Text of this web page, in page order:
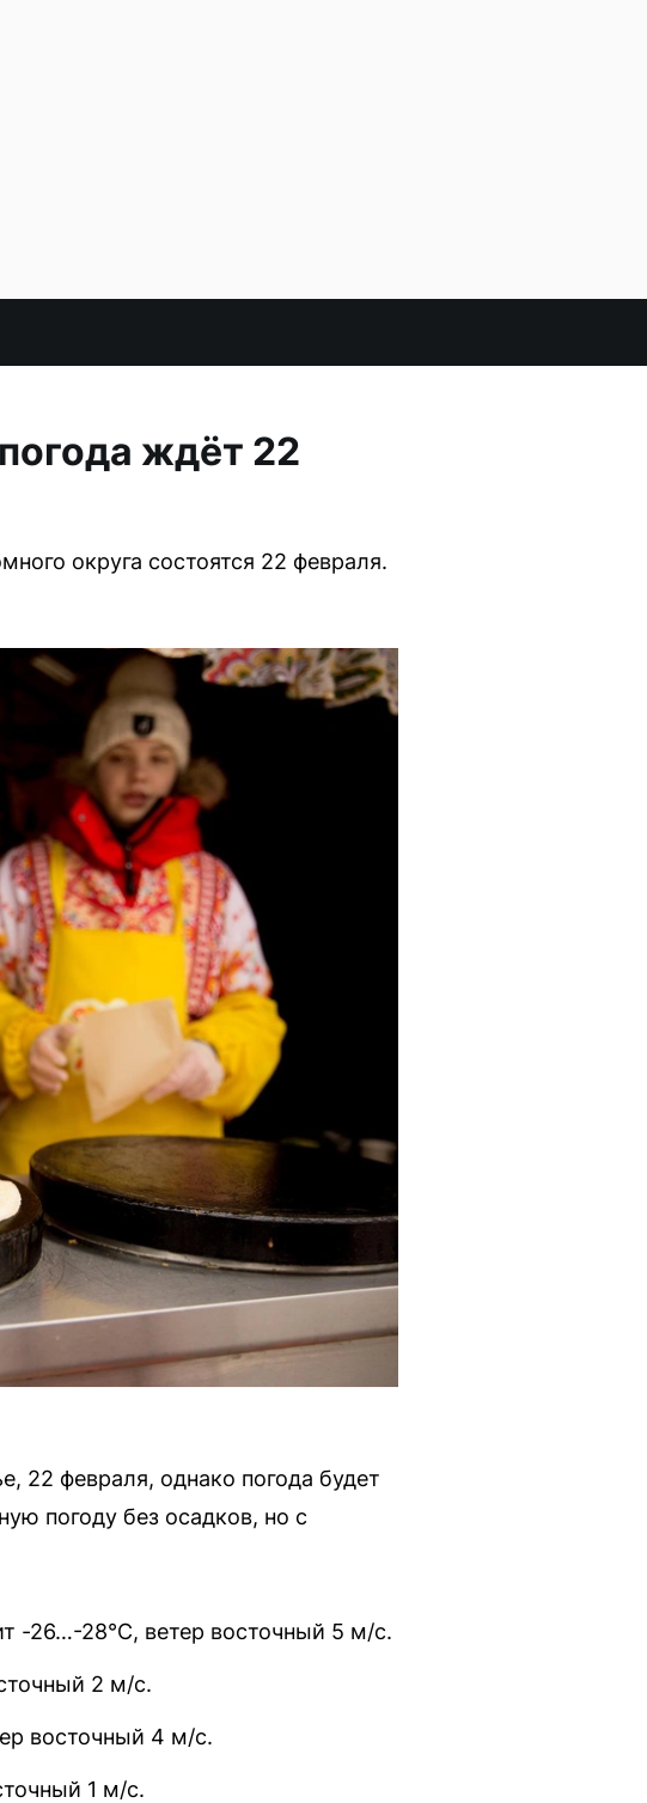
ждёт 22
округа состоятся 22 февраля.
22 февраля, однако погода будет
погоду без осадков, но с
-26…-28°C, ветер восточный 5 м/с.
2 м/с.
восточный 4 м/с.
1 м/с.